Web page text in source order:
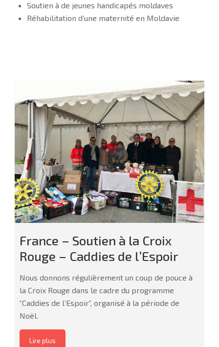
Soutien à de jeunes handicapés moldaves
Réhabilitation d’une maternité en Moldavie
France – Soutien à la Croix
Rouge – Caddies de l’Espoir
Nous donnons régulièrement un coup de pouce à
la Croix Rouge dans le cadre du programme
“Caddies de l’Espoir”, organisé à la période de
Noël.
Lire plus